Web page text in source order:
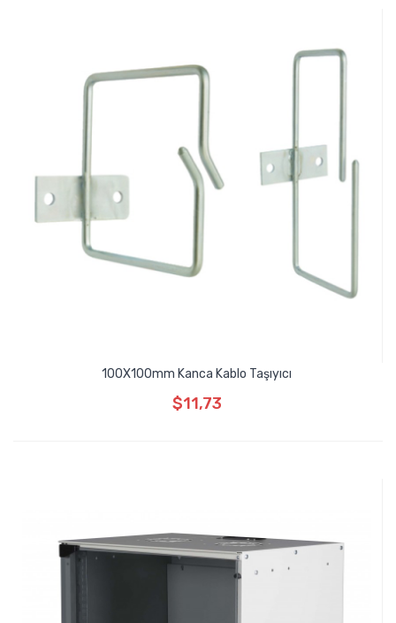
100X100mm Kanca Kablo Taşıyıcı
$11,73